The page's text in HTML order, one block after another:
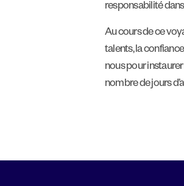
responsabilité
Au cours de ce
talents, la
nous pour
nombre de jours